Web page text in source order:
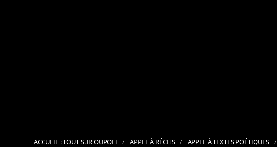
ACCUEIL : TOUT SUR OUPOLI APPEL À RÉCITS APPEL À TEXTES POÉTIQUES